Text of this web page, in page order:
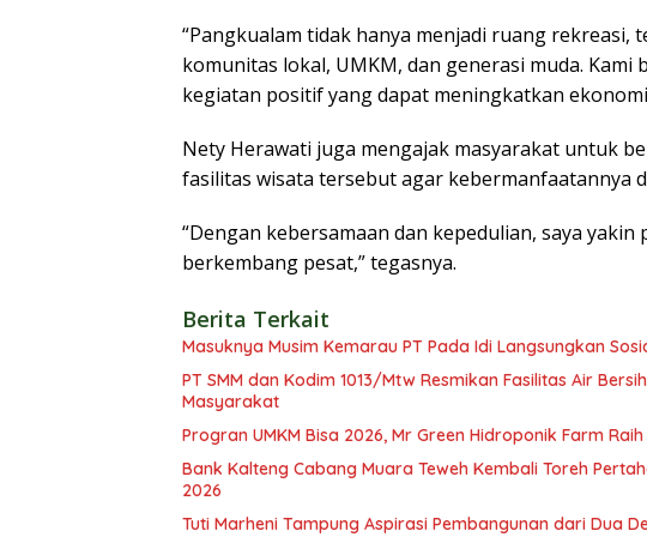
“Pangkualam tidak hanya menjadi ruang rekreasi,
komunitas lokal, UMKM, dan generasi muda.
kegiatan positif yang dapat meningkatkan
Nety Herawati juga mengajak masyarakat untuk
fasilitas wisata tersebut agar kebermanfaatannya
“Dengan kebersamaan dan kepedulian, saya
berkembang pesat,” tegasnya.
Berita Terkait
Masuknya Musim Kemarau PT Pada Idi Langsungkan
PT SMM dan Kodim 1013/Mtw Resmikan Fasilitas Air
Masyarakat
Progran UMKM Bisa 2026, Mr Green Hidroponik Farm
Bank Kalteng Cabang Muara Teweh Kembali Toreh
2026
Tuti Marheni Tampung Aspirasi Pembangunan dari Dua